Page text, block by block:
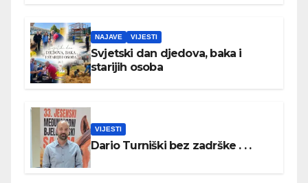
NAJAVE VIJESTI
Svjetski dan djedova, baka i
starijih osoba
VIJESTI
Dario Turniški bez zadrške . . .